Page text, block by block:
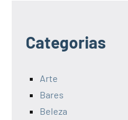
Categorias
Arte
Bares
Beleza